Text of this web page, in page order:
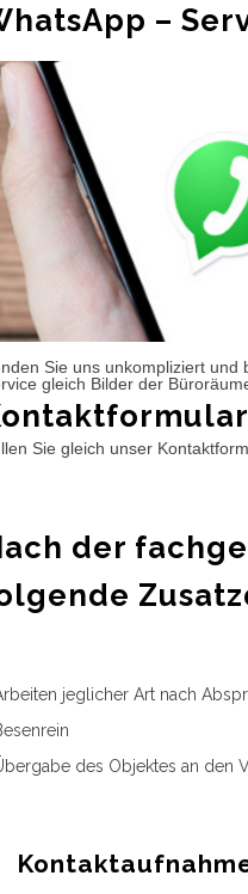
–
Sie uns unkompliziert
gleich Bilder der
Sie gleich unser
der
jeglicher Art nach
des Objektes an den